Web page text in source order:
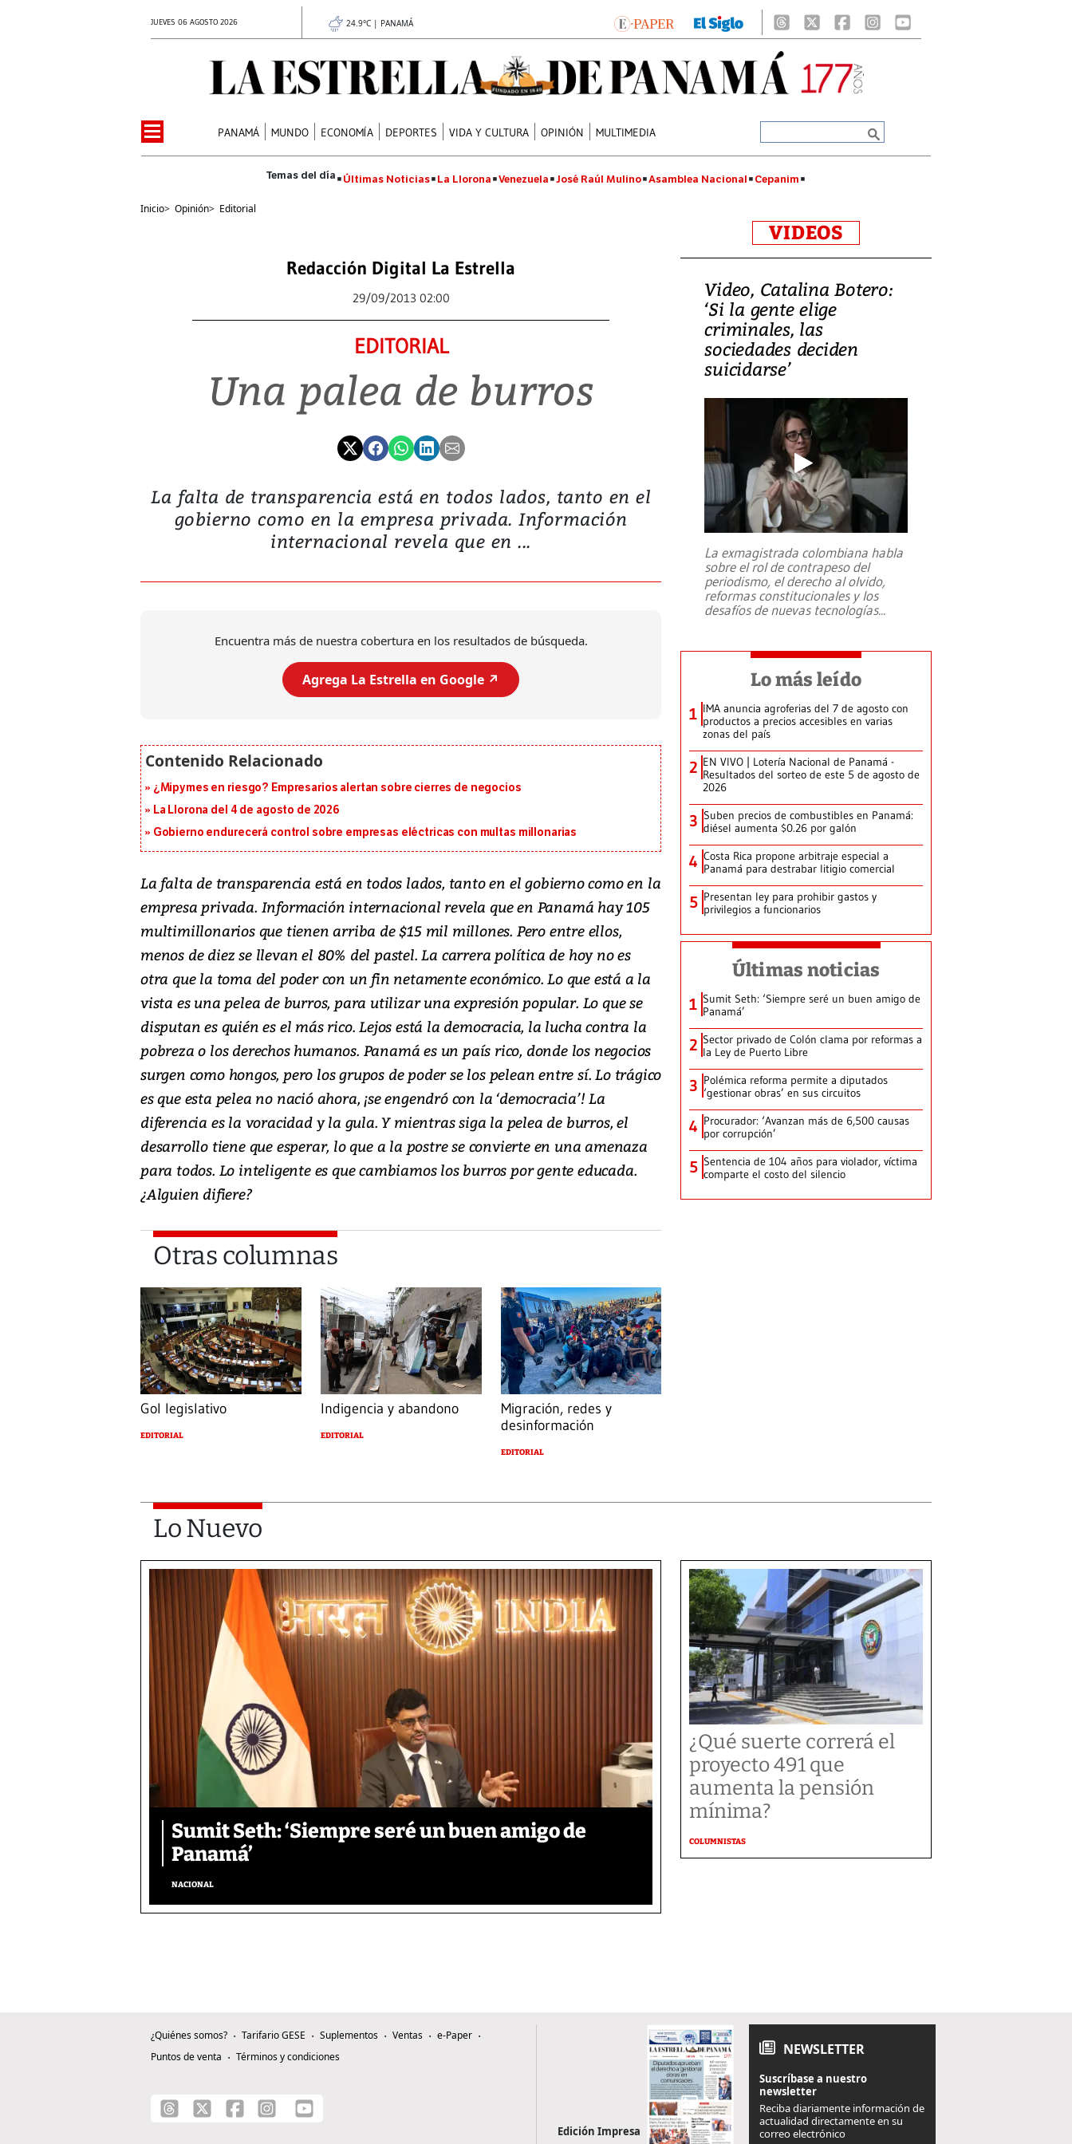
JUEVES 06 AGOSTO 2026 24.9°C | PANAMÁ
PANAMÁ MUNDO ECONOMÍA DEPORTES VIDA Y CULTURA OPINIÓN MULTIMEDIA
Últimas Noticias La Llorona Venezuela José Raúl Mulino Asamblea Nacional Cepanim
Inicio> Opinión> Editorial
Redacción Digital La Estrella
29/09/2013 02:00
EDITORIAL
Una palea de burros
La falta de transparencia está en todos lados, tanto en el
gobierno como en la empresa privada. Información
internacional revela que en ...
Encuentra más de nuestra cobertura en los resultados de búsqueda.
Agrega La Estrella en Google ↗️
¿Mipymes en riesgo? Empresarios alertan sobre cierres de negocios
La Llorona del 4 de agosto de 2026
Gobierno endurecerá control sobre empresas eléctricas con multas millonarias
La falta de transparencia está en todos lados, tanto en el gobierno como en la
empresa privada. Información internacional revela que en Panamá hay 105
multimillonarios que tienen arriba de $15 mil millones. Pero entre ellos,
menos de diez se llevan el 80% del pastel. La carrera política de hoy no es
otra que la toma del poder con un fin netamente económico. Lo que está a la
vista es una pelea de burros, para utilizar una expresión popular. Lo que se
disputan es quién es el más rico. Lejos está la democracia, la lucha contra la
pobreza o los derechos humanos. Panamá es un país rico, donde los negocios
surgen como hongos, pero los grupos de poder se los pelean entre sí. Lo trágico
es que esta pelea no nació ahora, ¡se engendró con la ‘democracia’! La
diferencia es la voracidad y la gula. Y mientras siga la pelea de burros, el
desarrollo tiene que esperar, lo que a la postre se convierte en una amenaza
para todos. Lo inteligente es que cambiamos los burros por gente educada.
¿Alguien difiere?
Otras columnas
Gol legislativo
EDITORIAL
Indigencia y abandono
EDITORIAL
Migración, redes y
desinformación
EDITORIAL
VIDEOS
Video, Catalina Botero:
‘Si la gente elige
criminales, las
sociedades deciden
suicidarse’
La exmagistrada colombiana habla
sobre el rol de contrapeso del
periodismo, el derecho al olvido,
reformas constitucionales y los
desafíos de nuevas tecnologías...
Lo más leído
1 IMA anuncia agroferias del 7 de agosto con
productos a precios accesibles en varias
zonas del país
2 EN VIVO | Lotería Nacional de Panamá -
Resultados del sorteo de este 5 de agosto de
2026
3 Suben precios de combustibles en Panamá:
diésel aumenta $0.26 por galón
4 Costa Rica propone arbitraje especial a
Panamá para destrabar litigio comercial
5 Presentan ley para prohibir gastos y
privilegios a funcionarios
Últimas noticias
1 Sumit Seth: ‘Siempre seré un buen amigo de
Panamá’
2 Sector privado de Colón clama por reformas a
la Ley de Puerto Libre
3 Polémica reforma permite a diputados
‘gestionar obras’ en sus circuitos
4 Procurador: ‘Avanzan más de 6,500 causas
por corrupción’
5 Sentencia de 104 años para violador, víctima
comparte el costo del silencio
Lo Nuevo
Sumit Seth: ‘Siempre seré un buen amigo de
Panamá’
NACIONAL
¿Qué suerte correrá el
proyecto 491 que
aumenta la pensión
mínima?
COLUMNISTAS
¿Quiénes somos? Tarifario GESE Suplementos Ventas
e-Paper
Puntos de venta
Términos y condiciones
Edición Impresa
NEWSLETTER
Suscríbase a nuestro
newsletter
Reciba diariamente información de
actualidad directamente en su
correo electrónico